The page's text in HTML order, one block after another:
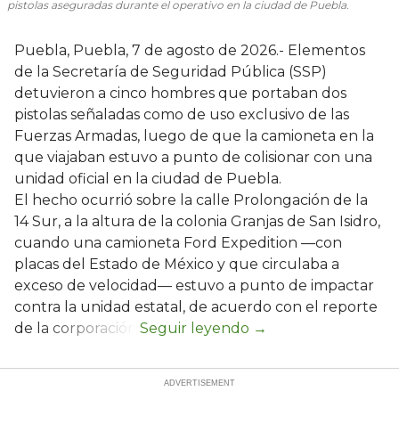
pistolas aseguradas durante el operativo en la ciudad de Puebla.
Puebla, Puebla, 7 de agosto de 2026.- Elementos
de la Secretaría de Seguridad Pública (SSP)
detuvieron a cinco hombres que portaban dos
pistolas señaladas como de uso exclusivo de las
Fuerzas Armadas, luego de que la camioneta en la
que viajaban estuvo a punto de colisionar con una
unidad oficial en la ciudad de Puebla.
El hecho ocurrió sobre la calle Prolongación de la
14 Sur, a la altura de la colonia Granjas de San Isidro,
cuando una camioneta Ford Expedition —con
placas del Estado de México y que circulaba a
exceso de velocidad— estuvo a punto de impactar
contra la unidad estatal, de acuerdo con el reporte
de la corporación.